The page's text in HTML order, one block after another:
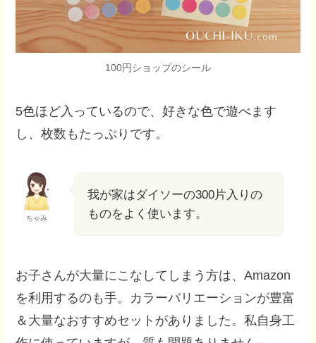
100円ショップのシール
5色ほど入っているので、好きな色で遊べます
し、枚数もたっぷりです。
ちゃみ
我が家はダイソーの300片入りの
ものをよく使います。
お子さんが大量にこなしてしまう方は、Amazon
を利用するのも手。カラーバリエーションが豊富
＆大量なおすすめセットがありました。私自身工